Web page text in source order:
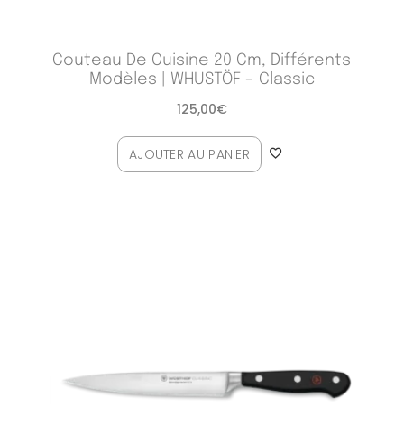
Couteau De Cuisine 20 Cm, Différents
Modèles | WHUSTÖF – Classic
125,00€
AJOUTER AU PANIER